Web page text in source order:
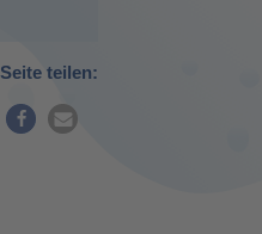
Seite teilen: